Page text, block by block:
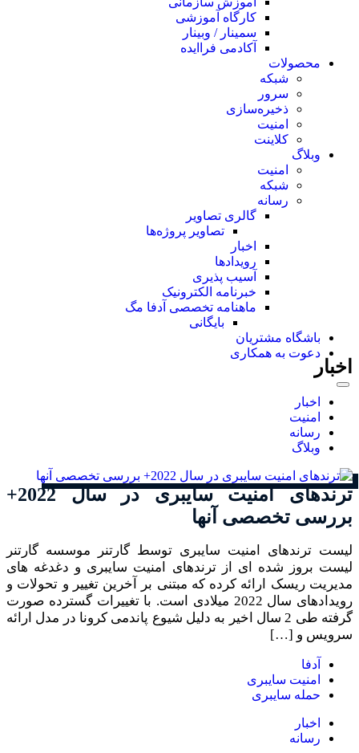
کارگاه آموزشی
سمینار / وبینار
آکادمی فراایده
محصولات
شبکه
سرور
ذخیره‌سازی
امنیت
کلاینت
وبلاگ
امنیت
شبکه
رسانه
گالری تصاویر
تصاویر پروژه‌ها
اخبار
رویدادها
آسیب پذیری
خبرنامه الکترونیک
ماهنامه تخصصی آدفا مگ
بایگانی
باشگاه مشتریان
دعوت به همکاری
اخبار
اخبار
امنیت
رسانه
وبلاگ
ترندهای امنیت سایبری در سال 2022+
بررسی تخصصی آنها
لیست ترندهای امنیت سایبری توسط گارتنر موسسه گارتنر
لیست بروز شده ای از ترندهای امنیت سایبری و دغدغه های
مدیریت ریسک ارائه کرده که مبتنی بر آخرین تغییر و تحولات و
رویدادهای سال 2022 میلادی است. با تغییرات گسترده صورت
گرفته طی 2 سال اخیر به دلیل شیوع پاندمی کرونا در مدل ارائه
سرویس و […]
آدفا
امنیت سایبری
حمله سایبری
اخبار
رسانه